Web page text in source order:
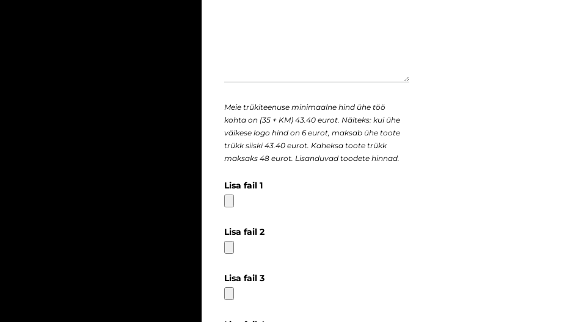
Meie trükiteenuse minimaalne hind ühe töö
kohta on (35 + KM) 43.40 eurot. Näiteks: kui ühe
väikese logo hind on 6 eurot, maksab ühe toote
trükk siiski 43.40 eurot. Kaheksa toote trükk
maksaks 48 eurot. Lisanduvad toodete hinnad.
Lisa fail 1
Lisa fail 2
Lisa fail 3